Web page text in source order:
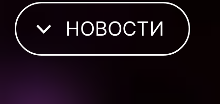
НОВОСТИ